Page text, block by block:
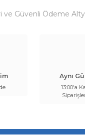
Güvenli Ödeme
Aynı
13:00'a